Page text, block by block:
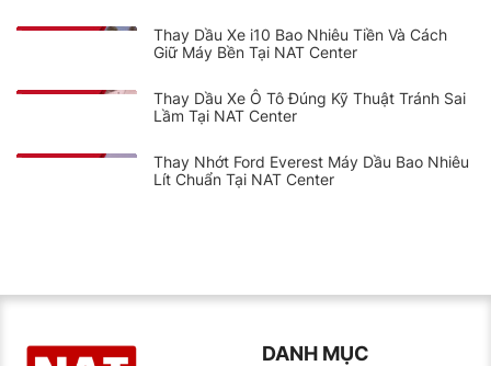
Thay Dầu Xe i10 Bao Nhiêu Tiền Và Cách
Giữ Máy Bền Tại NAT Center
Thay Dầu Xe Ô Tô Đúng Kỹ Thuật Tránh Sai
Lầm Tại NAT Center
Thay Nhớt Ford Everest Máy Dầu Bao Nhiêu
Lít Chuẩn Tại NAT Center
DANH MỤC